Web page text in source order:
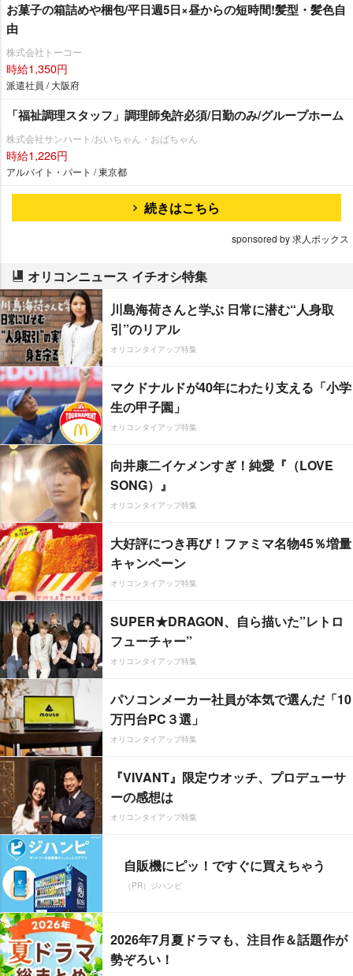
お菓子の箱詰めや梱包/平日週5日×昼からの短時間!髪型・髪色自
由
株式会社トーコー
時給1,350円
派遣社員 / 大阪府
「福祉調理スタッフ」調理師免許必須/日勤のみ/グループホーム
株式会社サンハート/おいちゃん・おばちゃん
時給1,226円
アルバイト・パート / 東京都
続きはこちら
sponsored by 求人ボックス
オリコンニュース イチオシ特集
川島海荷さんと学ぶ 日常に潜む“人身取
引”のリアル
オリコンタイアップ特集
マクドナルドが40年にわたり支える「小学
生の甲子園」
オリコンタイアップ特集
向井康二イケメンすぎ！純愛『（LOVE
SONG）』
オリコンタイアップ特集
大好評につき再び！ファミマ名物45％増量
キャンペーン
オリコンタイアップ特集
SUPER★DRAGON、自ら描いた”レトロ
フューチャー”
オリコンタイアップ特集
パソコンメーカー社員が本気で選んだ「10
万円台PC３選」
オリコンタイアップ特集
『VIVANT』限定ウオッチ、プロデューサ
ーの感想は
オリコンタイアップ特集
自販機にピッ！ですぐに買えちゃう
（PR）ジハンピ
2026年7月夏ドラマも、注目作＆話題作が
勢ぞろい！